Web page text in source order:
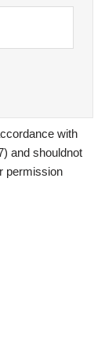
with
and shouldnot
permission